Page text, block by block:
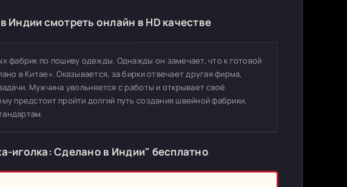
Индии смотреть онлайн в HD качестве
фабрик по пошиву одежды. Однажды он замечает, что к готовой
в Китае». Оказывается, за бирки отвечает другая фирма,
Мужчина увольняется с работы и открывает своё
предстоит пройти долгий путь создания швейной фабрики,
иголка: Сделано в Индии" бесплатно